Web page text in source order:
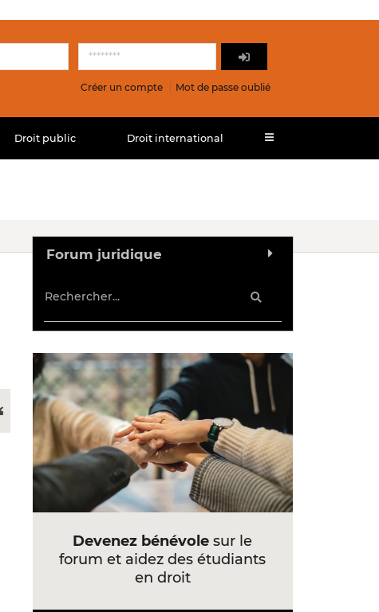
Créer un compte Mot de passe oublié
Droit public Droit international
Forum juridique
Devenez bénévole sur le
forum et aidez des étudiants
en droit